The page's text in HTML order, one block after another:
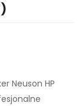
Neuson HP